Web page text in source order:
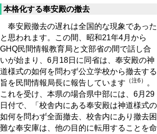
本格化する奉安殿の撤去
奉安殿撤去の遅れは全国的な現象であった
と思われます。この間、昭和21年4月から
GHQ民間情報教育局と文部省の間で話し合
いが始まり、6月18日に同省は、奉安殿の神
道様式の如何を問わず公立学校から撤去する
旨を民間情報局長に報告しています （注6）
。
これを受け、本県の場合県中部には、6月29
日付で、「校舎内にある奉安殿は神道様式の
如何を問わず全面撤去、校舎内にあり撤去困
難な奉安庫は、他の目的に転用することを命